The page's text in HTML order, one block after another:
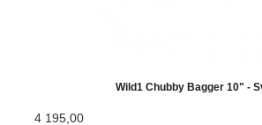
Wild1 Chubby Bagger 10" -
4 195,00